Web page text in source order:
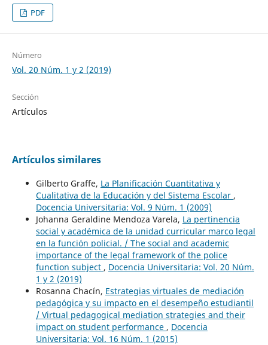
PDF
Número
Vol. 20 Núm. 1 y 2 (2019)
Sección
Artículos
Artículos similares
Gilberto Graffe, La Planificación Cuantitativa y
Cualitativa de la Educación y del Sistema Escolar ,
Docencia Universitaria: Vol. 9 Núm. 1 (2009)
Johanna Geraldine Mendoza Varela, La pertinencia
social y académica de la unidad curricular marco legal
en la función policial. / The social and academic
importance of the legal framework of the police
function subject , Docencia Universitaria: Vol. 20 Núm.
1 y 2 (2019)
Rosanna Chacín, Estrategias virtuales de mediación
pedagógica y su impacto en el desempeño estudiantil
/ Virtual pedagogical mediation strategies and their
impact on student performance , Docencia
Universitaria: Vol. 16 Núm. 1 (2015)